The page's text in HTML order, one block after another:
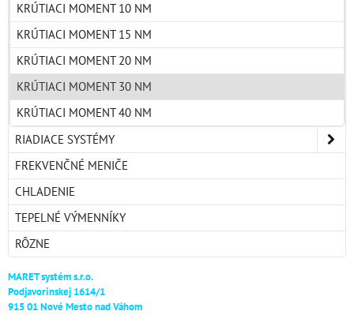
KRÚTIACI MOMENT 10 NM
KRÚTIACI MOMENT 15 NM
KRÚTIACI MOMENT 20 NM
KRÚTIACI MOMENT 30 NM
KRÚTIACI MOMENT 40 NM
RIADIACE SYSTÉMY
FREKVENČNÉ MENIČE
CHLADENIE
TEPELNÉ VÝMENNÍKY
RÔZNE
MARET systém s.r.o.
Podjavorinskej 1614/1
915 01 Nové Mesto nad Váhom